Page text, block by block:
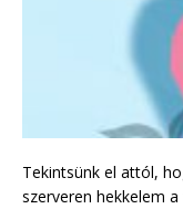
Tekintsünk el attól,
szerveren hekkelem